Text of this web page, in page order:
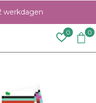
0 0
werkdagen